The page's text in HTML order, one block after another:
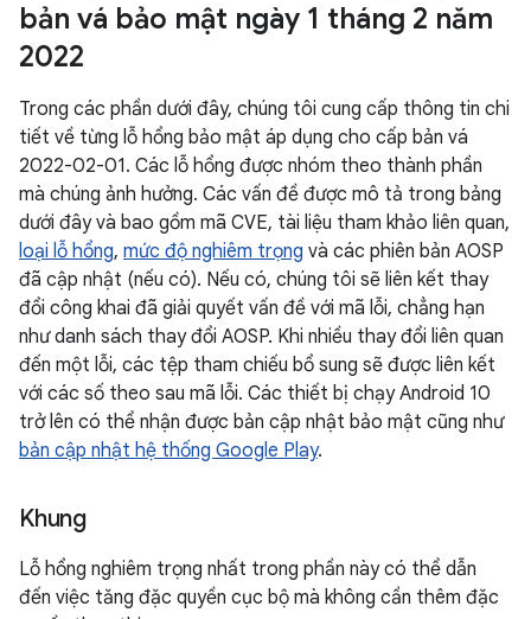
bản vá bảo mật ngày 1 tháng 2 năm
2022
Trong các phần dưới đây, chúng tôi cung cấp thông tin chi
tiết về từng lỗ hổng bảo mật áp dụng cho cấp bản vá
2022-02-01. Các lỗ hổng được nhóm theo thành phần
mà chúng ảnh hưởng. Các vấn đề được mô tả trong bảng
dưới đây và bao gồm mã CVE, tài liệu tham khảo liên quan,
loại lỗ hổng, mức độ nghiêm trọng và các phiên bản AOSP
đã cập nhật (nếu có). Nếu có, chúng tôi sẽ liên kết thay
đổi công khai đã giải quyết vấn đề với mã lỗi, chẳng hạn
như danh sách thay đổi AOSP. Khi nhiều thay đổi liên quan
đến một lỗi, các tệp tham chiếu bổ sung sẽ được liên kết
với các số theo sau mã lỗi. Các thiết bị chạy Android 10
trở lên có thể nhận được bản cập nhật bảo mật cũng như
bản cập nhật hệ thống Google Play.
Khung
Lỗ hổng nghiêm trọng nhất trong phần này có thể dẫn
đến việc tăng đặc quyền cục bộ mà không cần thêm đặc